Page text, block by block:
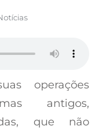
operações
antigos,
que não